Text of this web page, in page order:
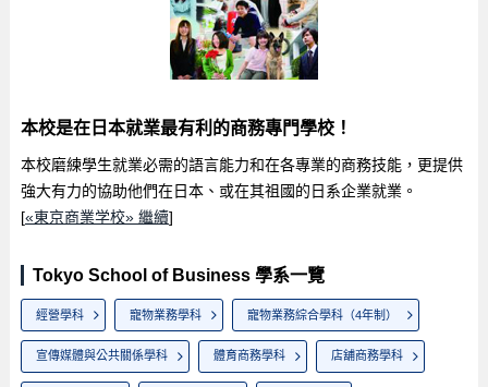
本校是在日本就業最有利的商務專門學校！
本校磨練學生就業必需的語言能力和在各專業的商務技能，更提供
強大有力的協助他們在日本、或在其祖國的日系企業就業。
[«東京商業学校» 繼續]
Tokyo School of Business 學系一覽
經營學科 寵物業務學科 寵物業務綜合學科（4年制）
宣傳媒體與公共關係學科 體育商務學科 店舖商務學科